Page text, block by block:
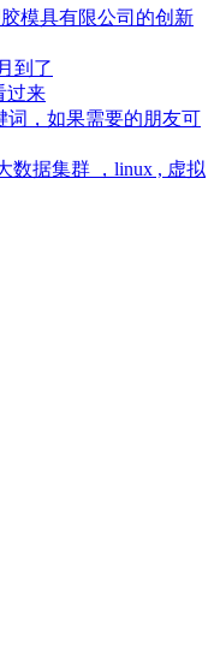
模具有限公司的创新
到了
过来
词，如果需要的朋友可
数据集群 ，linux , 虚拟